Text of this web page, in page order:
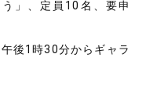
」、定員10名、要申
後1時30分からギャラ